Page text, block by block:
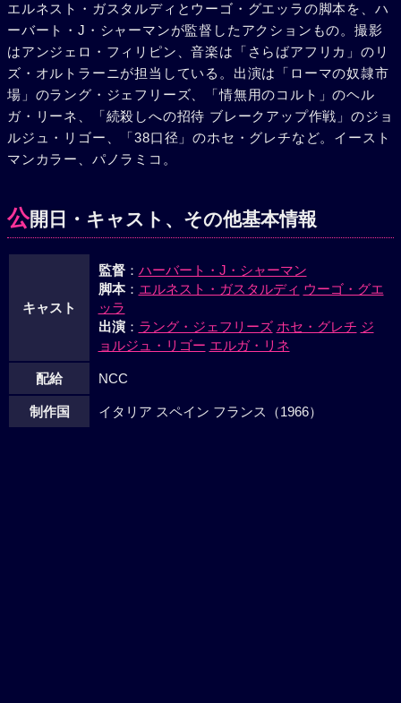
ようとしたが、箱はギャング団によって奪い去られ、その後
を追ったカートも海底の基地に拉致された。だが、箱の中に
は、方程式などはなく、中からは有毒ガスがたちのぼり、ギ
ャング一味を殺してしまった。酸素ボンベを持っていたカー
トは、かねて目をつけていたホーファの秘書リンをともなっ
て、かろうじて逃げ出したのだった。
エルネスト・ガスタルディとウーゴ・グエッラの脚本を、ハ
ーバート・J・シャーマンが監督したアクションもの。撮影
はアンジェロ・フィリピン、音楽は「さらばアフリカ」のリ
ズ・オルトラーニが担当している。出演は「ローマの奴隷市
場」のラング・ジェフリーズ、「情無用のコルト」のヘル
ガ・リーネ、「続殺しへの招待 ブレークアップ作戦」のジョ
ルジュ・リゴー、「38口径」のホセ・グレチなど。イースト
マンカラー、パノラミコ。
公開日・キャスト、その他基本情報
キャスト
監督： ハーバート・J・シャーマン
脚本： エルネスト・ガスタルディ ウーゴ・グエ
ッラ
出演： ラング・ジェフリーズ ホセ・グレチ ジ
ョルジュ・リゴー エルガ・リネ
配給 NCC
制作国 イタリア スペイン フランス（1966）